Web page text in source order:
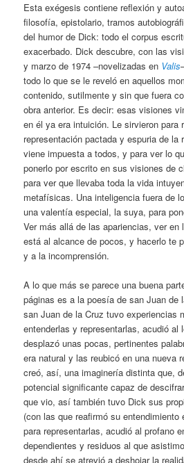
Esta exégesis contiene reflexión y
filosofía, epistolario, tramos
del humor de Dick: todo el corpus
exacerbado. Dick descubre, con las
y marzo de 1974 –novelizadas en Valis
todo lo que se le reveló en aquellos
contenido, sutilmente y sin que fuera
obra anterior. Es decir: esas visiones
en él ya era intuición. Le sirvieron para
representación pactada y espuria de la
viene impuesta a todos, y para ver lo
ponerlo por escrito en sus visiones de
para ver que llevaba toda la vida
metafísicas. Una inteligencia fuera de
una valentía especial, la suya, para
Ver más allá de las apariencias, ver
está al alcance de pocos, y hacerlo te
y a la incomprensión.
A lo que más se parece una buena
páginas es a la poesía de san Juan de
san Juan de la Cruz tuvo experiencias
entenderlas y representarlas, acudió al
desplazó unas pocas, pertinentes
era natural y las reubicó en una nueva
creó, así, una imaginería distinta que,
potencial significante capaz de
que vio, así también tuvo Dick sus
(con las que reafirmó su entendimiento
para representarlas, acudió al profano
dependientes y residuos al que
desde ahí se atrevió a deshojar la